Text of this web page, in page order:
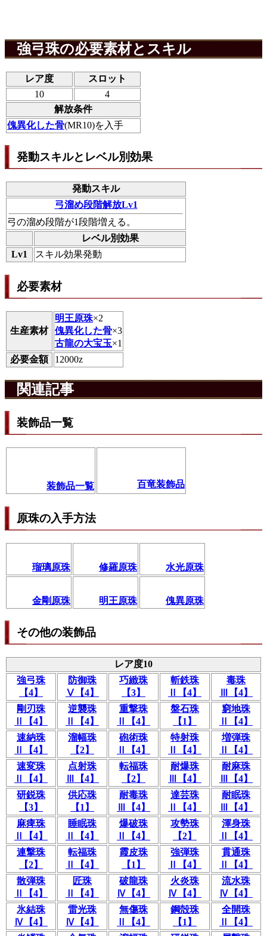
強弓珠の必要素材とスキル
レア度
スロット
10
4
解放条件
傀異化した骨(MR10)を入手
発動スキルとレベル別効果
発動スキル
弓溜め段階解放Lv1
弓の溜め段階が1段階増える。
レベル別効果
Lv1
スキル効果発動
必要素材
生産素材
明王原珠×2
傀異化した骨×3
古龍の大宝玉×1
必要金額
12000z
関連記事
装飾品一覧
装飾品一覧 百竜装飾品
原珠の入手方法
瑠璃原珠 修羅原珠 水光原珠
金剛原珠 明王原珠 傀異原珠
その他の装飾品
レア度10
強弓珠
【4】
防御珠
Ⅴ【4】
巧緻珠
【3】
斬鉄珠
Ⅱ【4】
毒珠
Ⅲ【4】
剛刃珠
Ⅱ【4】
逆襲珠
Ⅱ【4】
重撃珠
Ⅱ【4】
盤石珠
【1】
窮地珠
Ⅱ【4】
速納珠
Ⅱ【4】
溜幅珠
【2】
砲術珠
Ⅱ【4】
特射珠
Ⅱ【4】
増弾珠
Ⅱ【4】
速変珠
Ⅱ【4】
点射珠
Ⅲ【4】
転福珠
【2】
耐爆珠
Ⅲ【4】
耐麻珠
Ⅲ【4】
研鋭珠
【3】
供応珠
【1】
耐毒珠
Ⅲ【4】
達芸珠
Ⅱ【4】
耐眠珠
Ⅲ【4】
麻痺珠
Ⅱ【4】
睡眠珠
Ⅱ【4】
爆破珠
Ⅱ【4】
攻勢珠
【2】
渾身珠
Ⅱ【4】
連撃珠
【2】
転福珠
Ⅱ【4】
霞皮珠
【1】
強弾珠
Ⅱ【4】
貫通珠
Ⅱ【4】
散弾珠
Ⅱ【4】
匠珠
Ⅱ【4】
破龍珠
Ⅳ【4】
火炎珠
Ⅳ【4】
流水珠
Ⅳ【4】
氷結珠
Ⅳ【4】
雷光珠
Ⅳ【4】
無傷珠
Ⅱ【4】
鋼殻珠
【1】
全開珠
Ⅱ【4】